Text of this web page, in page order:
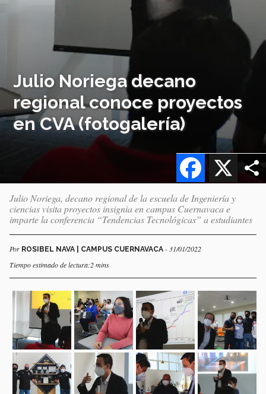
Julio Noriega decano
regional conoce proyectos
en CVA (fotogalería)
X
Facebook
Julio Noriega, decano regional de la escuela de Ingeniería y
ciencias visita proyectos insignia en campus Cuernavaca e
imparte la conferencia “Tendencias Tecnológicas” a estudiantes
Por ROSIBEL NAVA | CAMPUS CUERNAVACA - 31/01/2022
Tiempo estimado de lectura:2 mins